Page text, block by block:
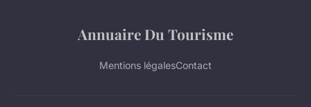
Annuaire Du Tourisme
Mentions légalesContact